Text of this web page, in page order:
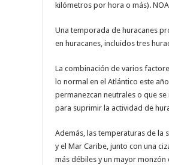
kilómetros por hora o más).
Una temporada de huracanes
en huracanes, incluidos tres
La combinación de varios
lo normal en el Atlántico este
permanezcan neutrales o que
para suprimir la actividad de
Además, las temperaturas de la
y el Mar Caribe, junto con una
más débiles y un mayor